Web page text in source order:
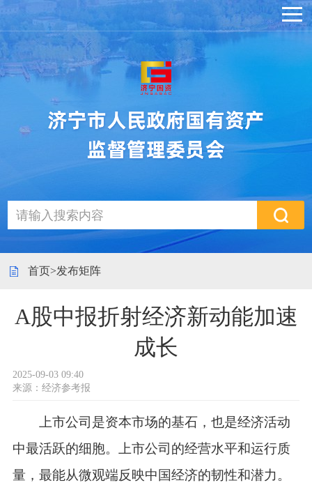
首页>发布矩阵
A股中报折射经济新动能加速
成长
2025-09-03 09:40
来源： 经济参考报
上市公司是资本市场的基石，也是经济活动
中最活跃的细胞。上市公司的经营水平和运行质
量，最能从微观端反映中国经济的韧性和潜力。